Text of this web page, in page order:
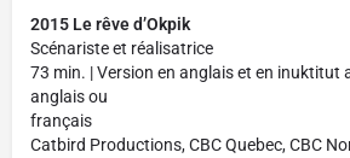
2015 Le rêve d’Okpik
Scénariste et réalisatrice
73 min. | Version en anglais et en inuktitut
anglais ou
français
Catbird Productions, CBC Quebec, CBC